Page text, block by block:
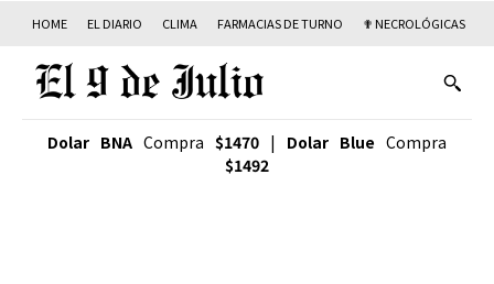
HOME EL DIARIO CLIMA FARMACIAS DE TURNO ✟ NECROLÓGICAS
Dolar BNA Compra $1470 | Dolar Blue Compra
$1492